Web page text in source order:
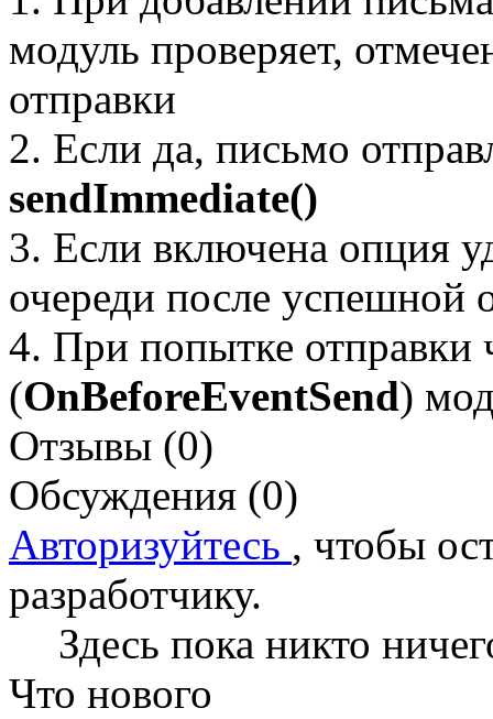
модуль проверяет,
отправки
2. Если да, письмо
sendImmediate()
3. Если включена опция
очереди после успешной
4. При попытке отправки
(OnBeforeEventSend)
Отзывы (0)
Обсуждения (0)
Авторизуйтесь , чтобы
разработчику.
Здесь пока никто
Что нового